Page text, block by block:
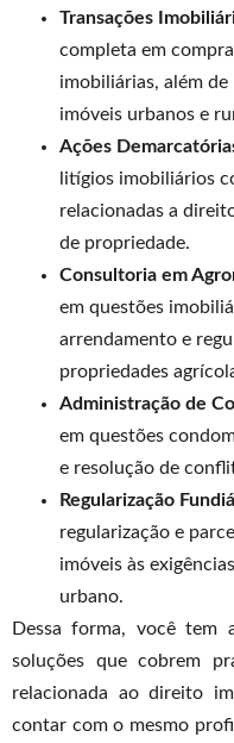
Transações
completa em
imobiliárias, além de
imóveis urbanos e
Ações
litígios imobiliários
relacionadas a
de propriedade.
Consultoria em
em questões
arrendamento e
propriedades
Administração de
em questões
e resolução de
Regularização
regularização e
imóveis às
urbano.
Dessa forma, você tem
soluções que cobrem
relacionada ao direito
contar com o mesmo